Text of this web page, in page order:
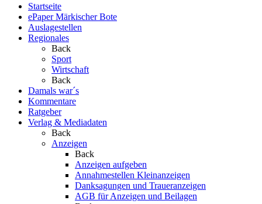
Startseite
ePaper Märkischer Bote
Auslagestellen
Regionales
Back
Sport
Wirtschaft
Back
Damals war´s
Kommentare
Ratgeber
Verlag & Mediadaten
Back
Anzeigen
Back
Anzeigen aufgeben
Annahmestellen Kleinanzeigen
Danksagungen und Traueranzeigen
AGB für Anzeigen und Beilagen